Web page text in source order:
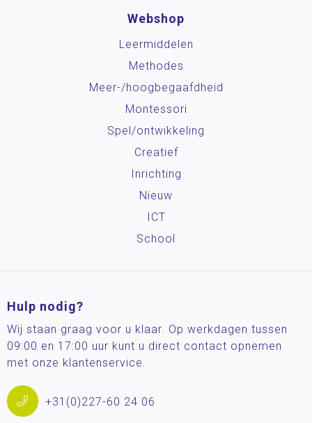
Webshop
Leermiddelen
Methodes
Meer-/hoog­begaafdheid
Montessori
Spel/ontwikkeling
Creatief
Inrichting
Nieuw
ICT
School
Hulp nodig?
Wij staan graag voor u klaar. Op werkdagen tussen
09:00 en 17:00 uur kunt u direct contact opnemen
met onze klantenservice.
+31(0)227-60 24 06